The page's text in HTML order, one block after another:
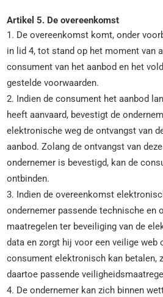
Artikel 5. De overeenkomst
1. De overeenkomst komt, onder
in lid 4, tot stand op het moment van
consument van het aanbod en het
gestelde voorwaarden.
2. Indien de consument het aanbod
heeft aanvaard, bevestigt de
elektronische weg de ontvangst van
aanbod. Zolang de ontvangst van
ondernemer is bevestigd, kan de
ontbinden.
3. Indien de overeenkomst
ondernemer passende technische en
maatregelen ter beveiliging van de
data en zorgt hij voor een veilige web
consument elektronisch kan betalen,
daartoe passende
4. De ondernemer kan zich binnen